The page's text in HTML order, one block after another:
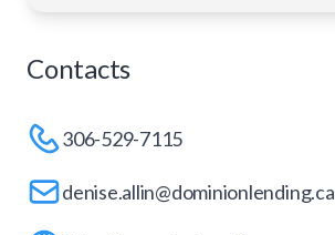
Contacts
306-529-7115
denise.allin@dominionlending.ca